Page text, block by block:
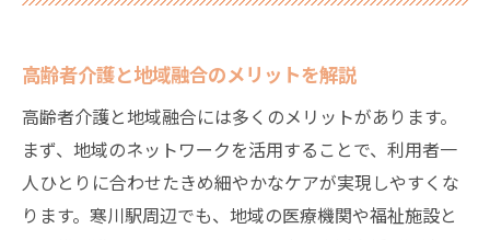
親の高齢者介護に必要な費用計画の考え方
高齢者介護施設選びで重視すべき費用要素
寒川駅周辺で見つける介護サービスの特徴
寒川駅周辺の高齢者介護サービス徹底解説
高齢者介護と地域融合のメリットを解説
高齢者介護と地域融合には多くのメリットがあります。
まず、地域のネットワークを活用することで、利用者一
人ひとりに合わせたきめ細やかなケアが実現しやすくな
ります。寒川駅周辺でも、地域の医療機関や福祉施設と